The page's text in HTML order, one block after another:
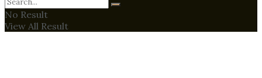
No Result
View All Result